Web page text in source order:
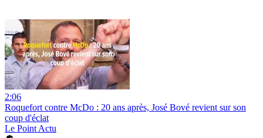
2:06
Roquefort contre McDo : 20 ans après, José Bové revient sur son
coup d'éclat
Le Point Actu